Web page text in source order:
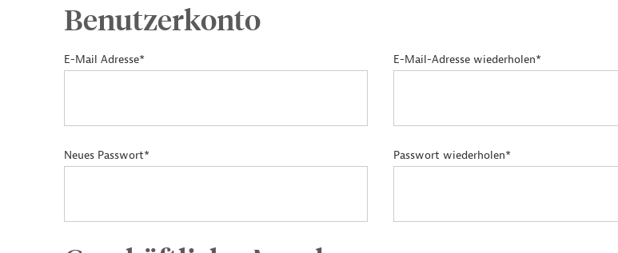
Benutzerkonto
E-Mail Adresse* E-Mail-Adresse wiederholen*
Neues Passwort* Passwort wiederholen*